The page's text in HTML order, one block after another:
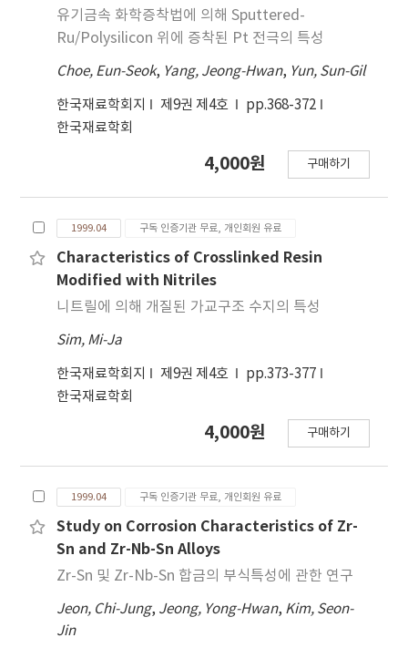
유기금속 화학증착법에 의해 Sputtered-
Ru/Polysilicon 위에 증착된 Pt 전극의 특성
Choe, Eun-Seok, Yang, Jeong-Hwan, Yun, Sun-Gil
한국재료학회지 제9권 제4호
pp.368-372
한국재료학회
4,000원 구매하기
1999.04 구독 인증기관 무료, 개인회원 유료
Characteristics of Crosslinked Resin
Modified with Nitriles
니트릴에 의해 개질된 가교구조 수지의 특성
Sim, Mi-Ja
한국재료학회지 제9권 제4호
pp.373-377
한국재료학회
4,000원 구매하기
1999.04 구독 인증기관 무료, 개인회원 유료
Study on Corrosion Characteristics of Zr-
Sn and Zr-Nb-Sn Alloys
Zr-Sn 및 Zr-Nb-Sn 합금의 부식특성에 관한 연구
Jeon, Chi-Jung, Jeong, Yong-Hwan, Kim, Seon-
Jin